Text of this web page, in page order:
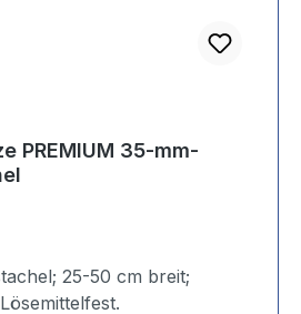
PREMIUM 35-mm-
cm breit;